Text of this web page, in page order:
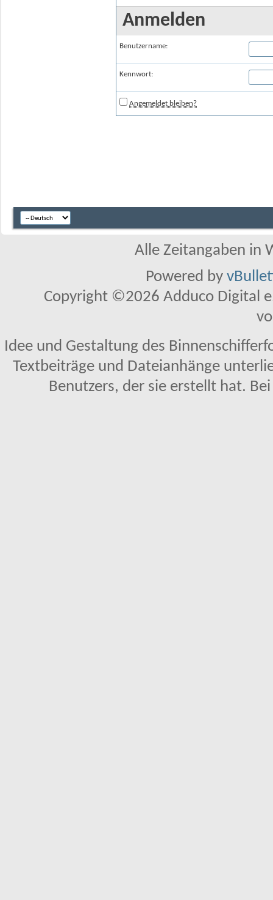
Anmelden
Benutzername:
Kennwort:
Angemeldet bleiben?
Alle Zeitangaben in
Powered by
Copyright ©2026 Adduco Digital
Idee und Gestaltung des
Textbeiträge und Dateianhänge
Benutzers, der sie erstellt hat.